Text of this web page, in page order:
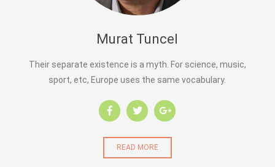
Murat Tuncel
Their separate existence is a myth. For science, music,
sport, etc, Europe uses the same vocabulary.
READ MORE